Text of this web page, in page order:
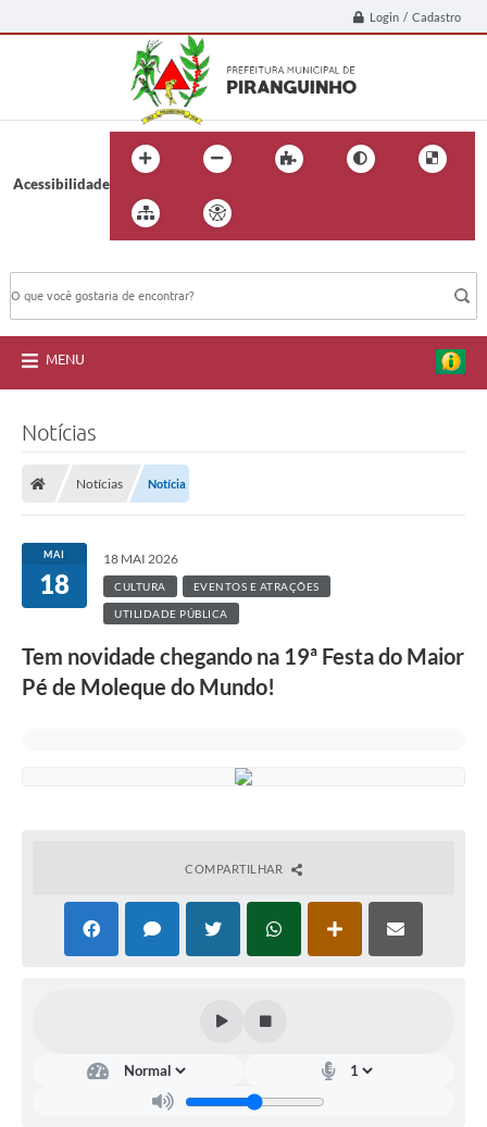
Login / Cadastro
Acessibilidade
MENU
Notícias
Notícias Notícia
MAI
18
18 MAI 2026
CULTURA EVENTOS E ATRAÇÕES
UTILIDADE PÚBLICA
Tem novidade chegando na 19ª Festa do Maior
Pé de Moleque do Mundo!
COMPARTILHAR